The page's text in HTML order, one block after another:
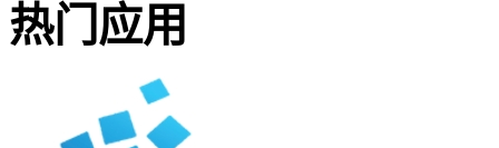
热门应用